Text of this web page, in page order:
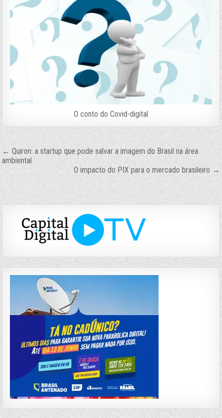
O conto do Covid-digital
Navegação
de
Post
← Quiron: a startup que pode salvar a imagem do Brasil na área
ambiental
O impacto do PIX para o mercado brasileiro →